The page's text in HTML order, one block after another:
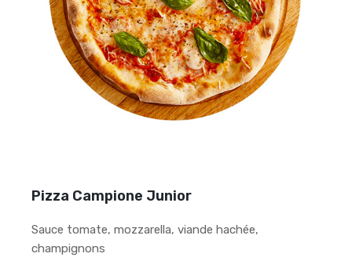
Pizza Campione Junior
Sauce tomate, mozzarella, viande hachée,
champignons